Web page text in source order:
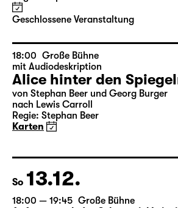
Alice hinter den Spiegeln
von Stephan Beer und Georg Burger
Regie: Stephan Beer
Geschlossene Veranstaltung
18:00
Große Bühne
mit Audiodeskription
Alice hinter den Spiegeln
Regie: Stephan Beer
Karten